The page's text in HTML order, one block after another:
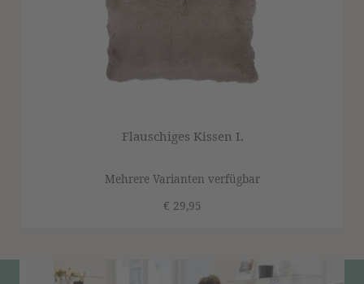
Flauschiges Kissen L
Mehrere Varianten verfügbar
€ 29,95